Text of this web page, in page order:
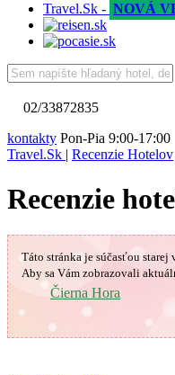
Travel.Sk - NOVÁ
02/33872835
kontakty Pon-Pia 9:00-17:00
Travel.Sk | Recenzie Hotelov
Recenzie
Táto stránka je súčasťou
Aby sa Vám zobrazovali
🇲🇪 Čierna Hora